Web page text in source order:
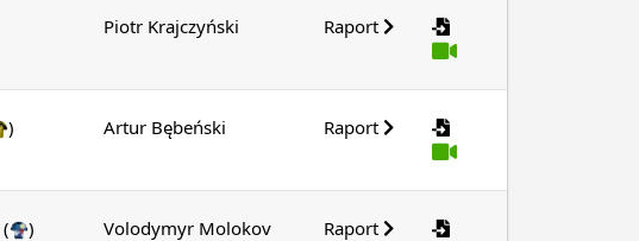
Piotr Krajczyński Raport
) Artur Bębeński Raport
( ) Volodymyr Molokov Raport